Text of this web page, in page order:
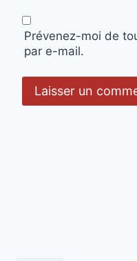
Prévenez-moi de
par e-mail.